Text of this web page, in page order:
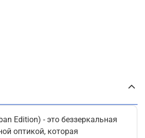
Edition) - это беззеркальная
оптикой, которая